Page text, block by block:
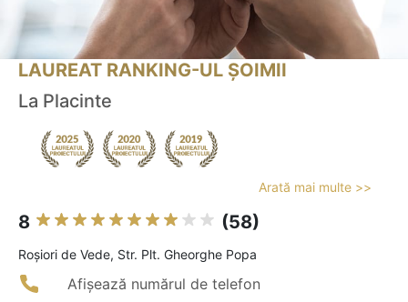
LAUREAT RANKING-UL ȘOIMII
La Placinte
Arată mai multe >>
8 (58)
Roşiori de Vede, Str. Plt. Gheorghe Popa
Afișează numărul de telefon